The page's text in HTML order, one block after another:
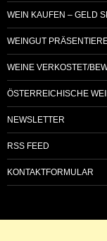
WEIN KAUFEN – GELD
WEINGUT
WEINE VERKOSTET/
ÖSTERREICHISCHE
NEWSLETTER
RSS FEED
KONTAKTFORMULAR